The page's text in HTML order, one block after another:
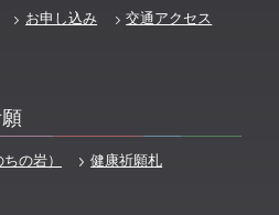
お申し込み
交通アクセス
の岩）
健康祈願札